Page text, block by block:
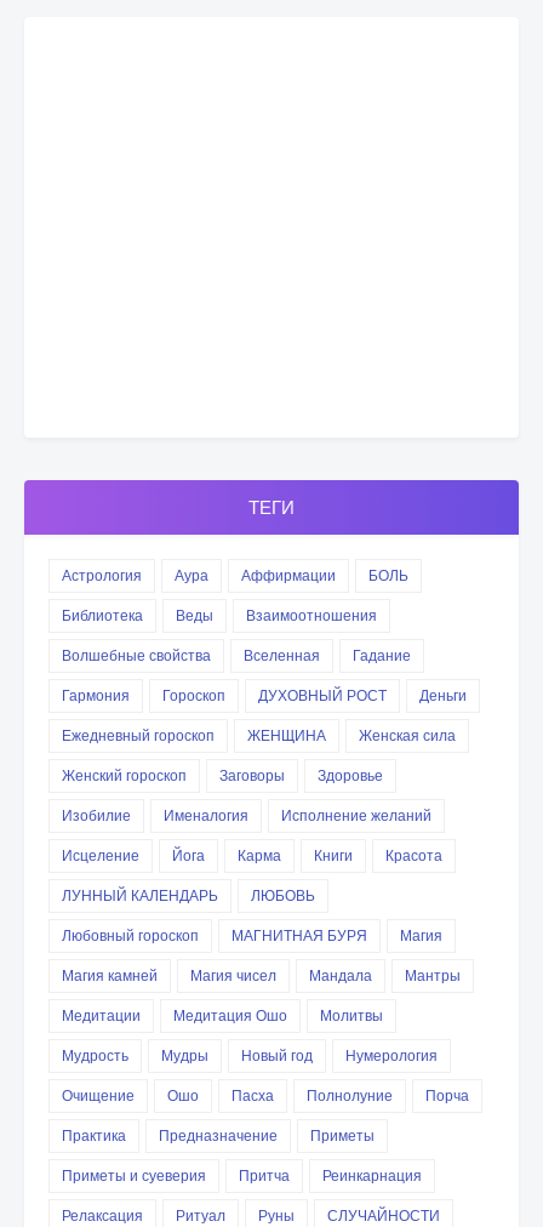
ТЕГИ
Астрология Аура Аффирмации
БОЛЬ
Библиотека
Веды
Взаимоотношения
Волшебные свойства
Вселенная
Гадание
Гармония
Гороскоп ДУХОВНЫЙ РОСТ
Деньги
Ежедневный гороскоп
ЖЕНЩИНА
Женская сила
Женский гороскоп
Заговоры
Здоровье
Изобилие
Именалогия
Исполнение желаний
Исцеление
Йога Карма Книги
Красота
ЛУННЫЙ КАЛЕНДАРЬ
ЛЮБОВЬ
Любовный гороскоп
МАГНИТНАЯ БУРЯ
Магия
Магия камней
Магия чисел Мандала
Мантры
Медитации
Медитация Ошо
Молитвы
Мудрость
Мудры Новый год
Нумерология
Очищение
Ошо Пасха Полнолуние
Порча
Практика
Предназначение
Приметы
Приметы и суеверия
Притча
Реинкарнация
Релаксация
Ритуал Руны
СЛУЧАЙНОСТИ